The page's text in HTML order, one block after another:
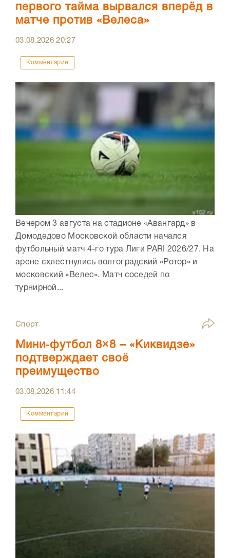
первого тайма вырвался вперёд в
матче против «Велеса»
03.08.202620:27
Комментарии
Вечером 3 августа на стадионе «Авангард» в
Домодедово Московской области начался
футбольный матч 4-го тура Лиги PARI 2026/27. На
арене схлестнулись волгоградский «Ротор» и
московский «Велес». Матч соседей по
турнирной...
Спорт
Мини‑футбол 8×8 – «Киквидзе»
подтверждает своё
преимущество
03.08.2026 11:44
Комментарии